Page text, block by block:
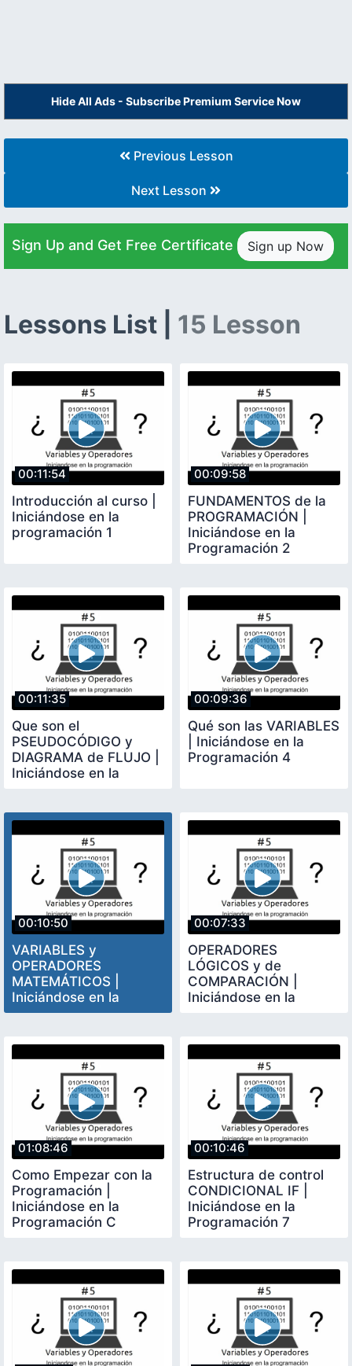
Hide All Ads - Subscribe Premium Service Now
Previous Lesson
Next Lesson
Sign Up and Get Free Certificate Sign up Now
Lessons List | 15 Lesson
00:11:54
Introducción al curso |
Iniciándose en la
programación 1
00:09:58
FUNDAMENTOS de la
PROGRAMACIÓN |
Iniciándose en la
Programación 2
00:11:35
Que son el
PSEUDOCÓDIGO y
DIAGRAMA de FLUJO |
Iniciándose en la
00:09:36
Qué son las VARIABLES
| Iniciándose en la
Programación 4
00:10:50
VARIABLES y
OPERADORES
MATEMÁTICOS |
Iniciándose en la
Programación 5
00:07:33
OPERADORES
LÓGICOS y de
COMPARACIÓN |
Iniciándose en la
01:08:46
Como Empezar con la
Programación |
Iniciándose en la
Programación C
00:10:46
Estructura de control
CONDICIONAL IF |
Iniciándose en la
Programación 7